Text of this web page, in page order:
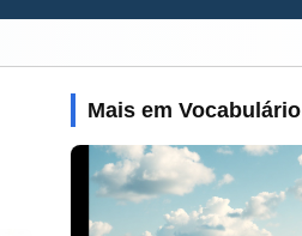
Mais em Vocabulário